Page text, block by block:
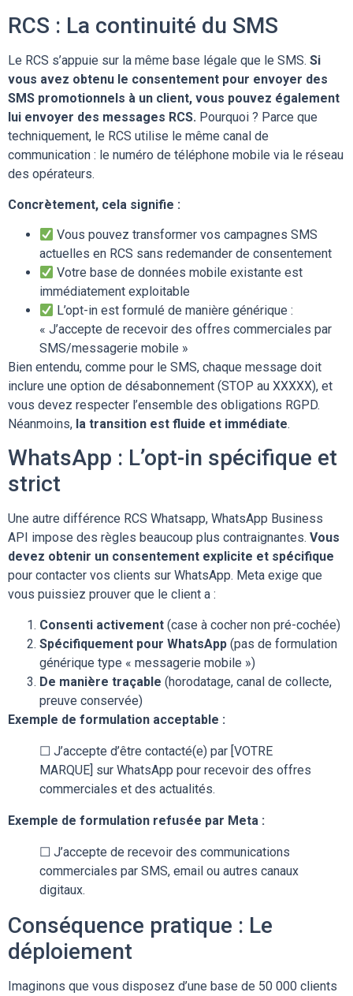
RCS : La continuité du SMS
Le RCS s’appuie sur la même base légale que le SMS. Si
vous avez obtenu le consentement pour envoyer des
SMS promotionnels à un client, vous pouvez également
lui envoyer des messages RCS. Pourquoi ? Parce que
techniquement, le RCS utilise le même canal de
communication : le numéro de téléphone mobile via le réseau
des opérateurs.
Concrètement, cela signifie :
Vous pouvez transformer vos campagnes SMS
actuelles en RCS sans redemander de consentement
Votre base de données mobile existante est
immédiatement exploitable
L’opt-in est formulé de manière générique :
« J’accepte de recevoir des offres commerciales par
SMS/messagerie mobile »
Bien entendu, comme pour le SMS, chaque message doit
inclure une option de désabonnement (STOP au XXXXX), et
vous devez respecter l’ensemble des obligations RGPD.
Néanmoins, la transition est fluide et immédiate.
WhatsApp : L’opt-in spécifique et
strict
Une autre différence RCS Whatsapp, WhatsApp Business
API impose des règles beaucoup plus contraignantes. Vous
devez obtenir un consentement explicite et spécifique
pour contacter vos clients sur WhatsApp. Meta exige que
vous puissiez prouver que le client a :
Consenti activement (case à cocher non pré-cochée)
Spécifiquement pour WhatsApp (pas de formulation
générique type « messagerie mobile »)
De manière traçable (horodatage, canal de collecte,
preuve conservée)
Exemple de formulation acceptable :
☐ J’accepte d’être contacté(e) par [VOTRE
MARQUE] sur WhatsApp pour recevoir des offres
commerciales et des actualités.
Exemple de formulation refusée par Meta :
☐ J’accepte de recevoir des communications
commerciales par SMS, email ou autres canaux
digitaux.
Conséquence pratique : Le
déploiement
Imaginons que vous disposez d’une base de 50 000 clients